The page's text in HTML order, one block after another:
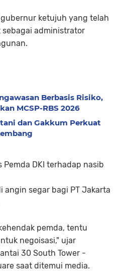
ketujuh yang telah
administrator
Berbasis Risiko,
MCSP-RBS 2026
dan Gakkum Perkuat
DKI terhadap nasib
angin segar bagi PT Jakarta
pemda, tentu
negoisasi," ujar
30 South Tower -
saat ditemui media.